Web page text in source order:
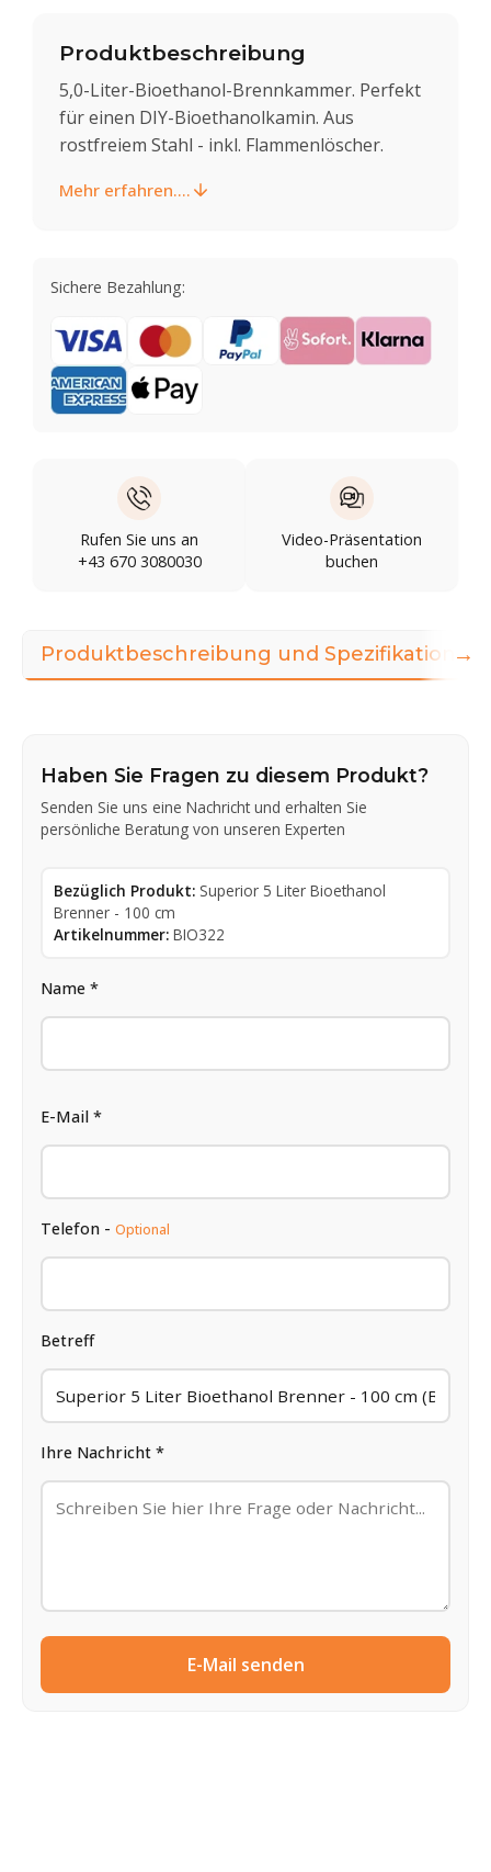
Produktbeschreibung
5,0-Liter-Bioethanol-Brennkammer. Perfekt
für einen DIY-Bioethanolkamin. Aus
rostfreiem Stahl - inkl. Flammenlöscher.
Mehr erfahren....
Sichere Bezahlung:
Rufen Sie uns an
+43 670 3080030
Video-Präsentation
buchen
Produktbeschreibung und Spezifikationen
Haben Sie Fragen zu diesem Produkt?
Senden Sie uns eine Nachricht und erhalten Sie
persönliche Beratung von unseren Experten
Bezüglich Produkt: Superior 5 Liter Bioethanol
Brenner - 100 cm
Artikelnummer: BIO322
Name *
E-Mail *
Telefon - Optional
Betreff
Ihre Nachricht *
E-Mail senden
→